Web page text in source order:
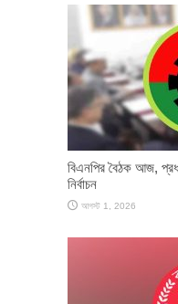
বিএনপির বৈঠক আজ,
নির্বাচন
আগস্ট 1, 2026